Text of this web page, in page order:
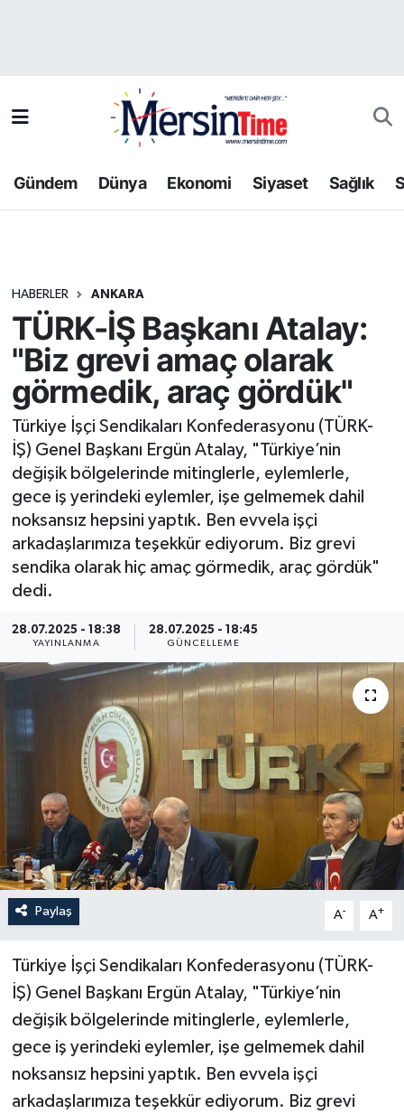
Gündem Dünya Ekonomi Siyaset Sağlık
HABERLER ANKARA
TÜRK-İŞ Başkanı Atalay:
"Biz grevi amaç olarak
görmedik, araç gördük"
Türkiye İşçi Sendikaları Konfederasyonu (TÜRK-
İŞ) Genel Başkanı Ergün Atalay, "Türkiye’nin
değişik bölgelerinde mitinglerle, eylemlerle,
gece iş yerindeki eylemler, işe gelmemek dahil
noksansız hepsini yaptık. Ben evvela işçi
arkadaşlarımıza teşekkür ediyorum. Biz grevi
sendika olarak hiç amaç görmedik, araç gördük"
dedi.
28.07.2025 - 18:38
YAYINLANMA
28.07.2025 - 18:45
GÜNCELLEME
Paylaş A- A+
Türkiye İşçi Sendikaları Konfederasyonu (TÜRK-
İŞ) Genel Başkanı Ergün Atalay, "Türkiye’nin
değişik bölgelerinde mitinglerle, eylemlerle,
gece iş yerindeki eylemler, işe gelmemek dahil
noksansız hepsini yaptık. Ben evvela işçi
arkadaşlarımıza teşekkür ediyorum. Biz grevi
Bilim-Teknoloji
Dünya
Ekonomi
Gündem
Kültür-Sanat
Resmi İlan
Sağlık
Siyaset
Spor
Yaşam
Trafik Durumu
Tüm Manşetler
Haber Arşivi